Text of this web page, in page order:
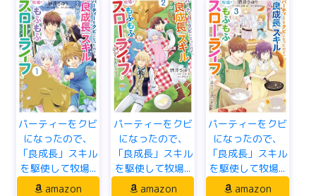
パーティーをクビ
になったので、
「良成長」スキル
を駆使して牧場...
amazon
パーティーをクビ
になったので、
「良成長」スキル
を駆使して牧場...
amazon
パーティーをクビ
になったので、
「良成長」スキル
を駆使して牧場...
amazon